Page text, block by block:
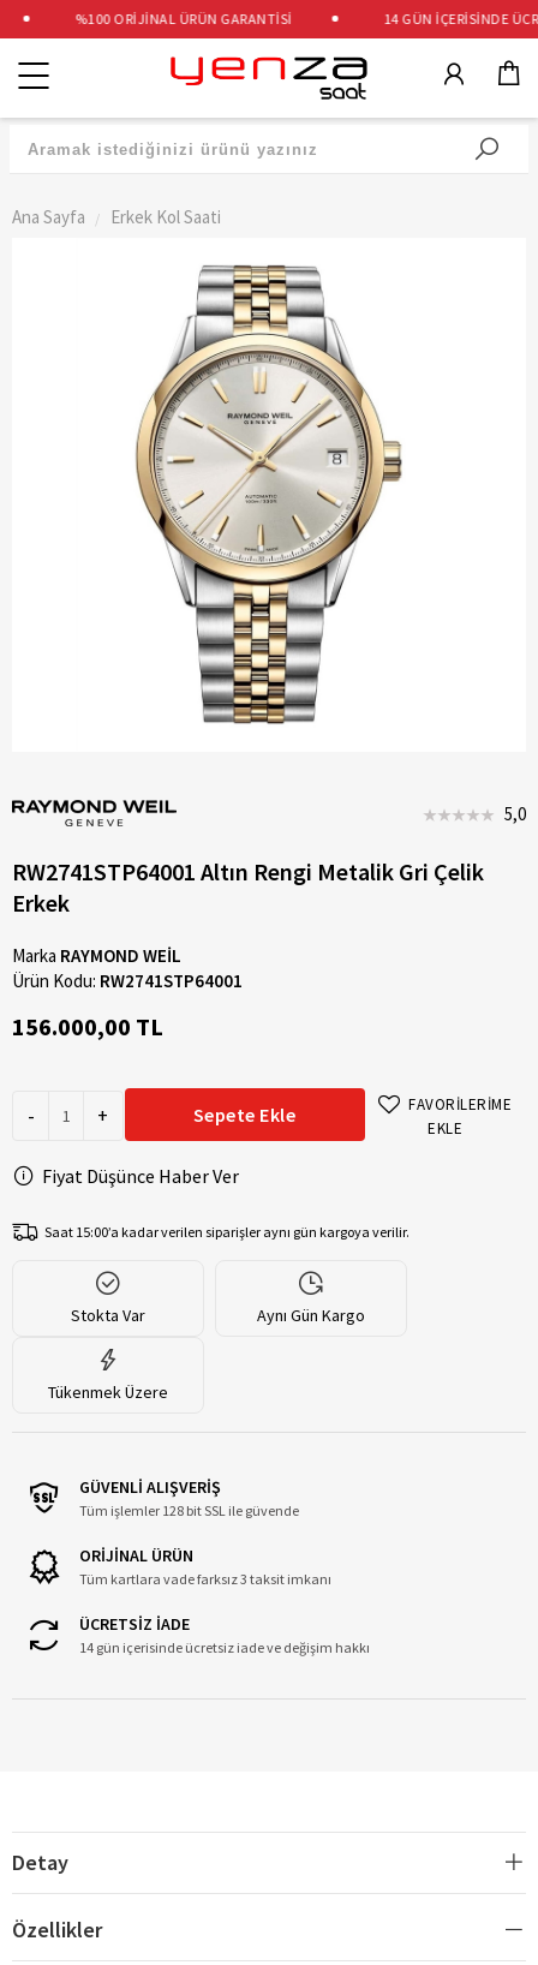
%100 ORİJİNAL ÜRÜN GARANTİSİ 14 GÜN İÇERİSİNDE
Kategoriler
Ana Sayfa Erkek Kol Saati
5,0
RW2741STP64001 Altın Rengi Metalik Gri Çelik
Erkek
Marka RAYMOND WEİL
Ürün Kodu: RW2741STP64001
156.000,00 TL
- + Sepete Ekle
FAVORİLERİME
EKLE
Fiyat Düşünce Haber Ver
Saat 15:00’a kadar verilen siparişler aynı gün kargoya verilir.
Stokta Var Aynı Gün Kargo
Tükenmek Üzere
GÜVENLİ ALIŞVERİŞ
Tüm işlemler 128 bit SSL ile güvende
ORİJİNAL ÜRÜN
Tüm kartlara vade farksız 3 taksit imkanı
ÜCRETSİZ İADE
14 gün içerisinde ücretsiz iade ve değişim hakkı
Detay
Özellikler